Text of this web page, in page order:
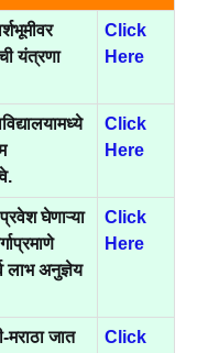
यंत्रणा
Click
Here
Click
Here
घेणाऱ्या
लाभ अनुज्ञेय
Click
Here
जात
Click